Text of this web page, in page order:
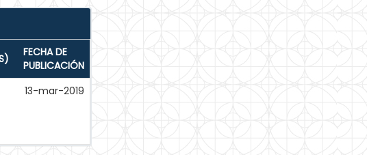
FECHA DE
PUBLICACIÓN
13-mar-2019